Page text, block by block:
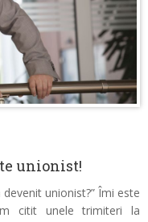
unionist!
unionist?” Îmi este
citit unele trimiteri la